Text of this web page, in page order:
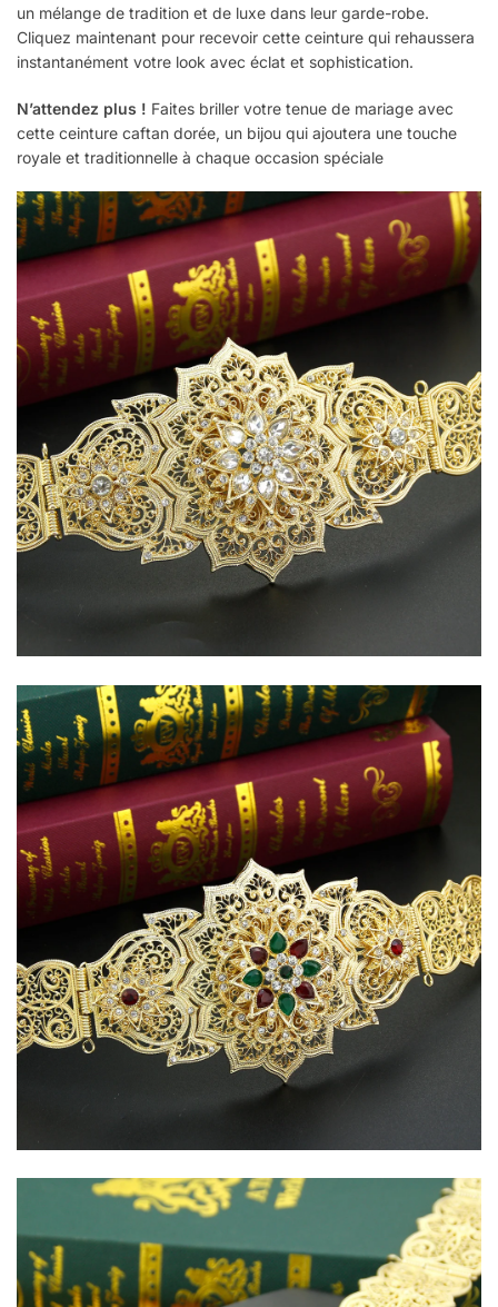
un mélange de tradition et de luxe dans leur garde-robe.
Cliquez maintenant pour recevoir cette ceinture qui rehaussera
instantanément votre look avec éclat et sophistication.
N’attendez plus ! Faites briller votre tenue de mariage avec
cette ceinture caftan dorée, un bijou qui ajoutera une touche
royale et traditionnelle à chaque occasion spéciale